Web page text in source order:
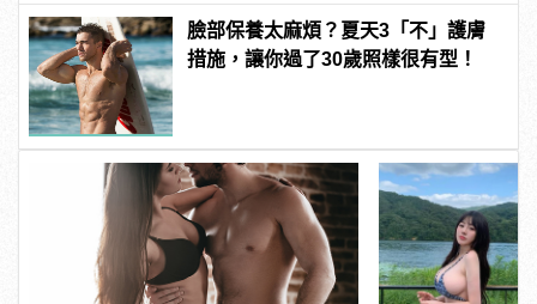
臉部保養太麻煩？夏天3「不」護膚
措施，讓你過了30歲照樣很有型！